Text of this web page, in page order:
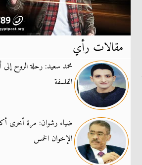
مقالات رأي
محمد سعيد: رحلة الروح إلى
الفلسفة
ضياء رشوان: مرة أخرى
الإخوان الخمس